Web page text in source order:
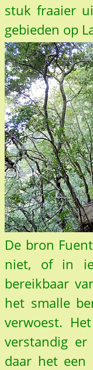
stuk fraaier
gebieden op
De bron
niet, of in
bereikbaar
het smalle
verwoest.
verstandig
daar het een